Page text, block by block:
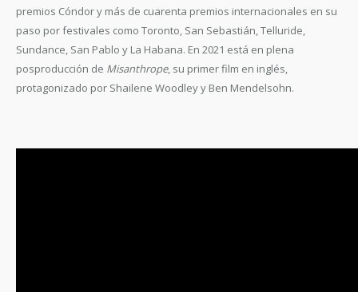
premios Cóndor y más de cuarenta premios internacionales en su
paso por festivales como Toronto, San Sebastián, Telluride,
Sundance, San Pablo y La Habana. En 2021 está en plena
posproducción de Misanthrope, su primer film en inglés,
protagonizado por Shailene Woodley y Ben Mendelsohn.